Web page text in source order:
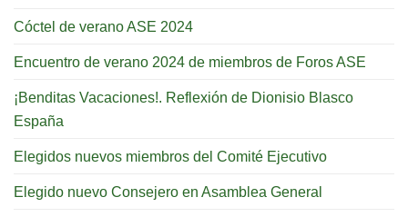
Cóctel de verano ASE 2024
Encuentro de verano 2024 de miembros de Foros ASE
¡Benditas Vacaciones!. Reflexión de Dionisio Blasco
España
Elegidos nuevos miembros del Comité Ejecutivo
Elegido nuevo Consejero en Asamblea General